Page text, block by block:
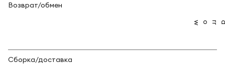
Возврат/обмен
Сборка/доставка